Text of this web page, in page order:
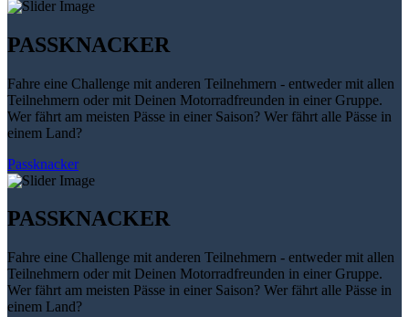
PASSKNACKER
Fahre eine Challenge mit anderen Teilnehmern - entweder mit allen
Teilnehmern oder mit Deinen Motorradfreunden in einer Gruppe.
Wer fährt am meisten Pässe in einer Saison? Wer fährt alle Pässe in
einem Land?
Passknacker
PASSKNACKER
Fahre eine Challenge mit anderen Teilnehmern - entweder mit allen
Teilnehmern oder mit Deinen Motorradfreunden in einer Gruppe.
Wer fährt am meisten Pässe in einer Saison? Wer fährt alle Pässe in
einem Land?